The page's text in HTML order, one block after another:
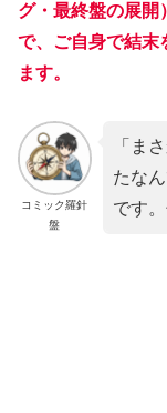
グ・最終盤の展開
で、ご自身で結末
ます。
コミック羅針
盤
「ま
たな
です